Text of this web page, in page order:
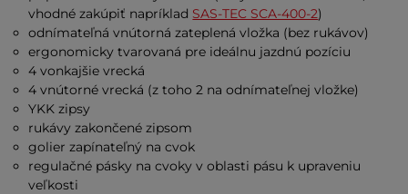
vhodné zakúpiť napríklad SAS-TEC SCA-400-2)
odnímateľná vnútorná zateplená vložka (bez rukávov)
ergonomicky tvarovaná pre ideálnu jazdnú pozíciu
4 vonkajšie vrecká
4 vnútorné vrecká (z toho 2 na odnímateľnej vložke)
YKK zipsy
rukávy zakončené zipsom
golier zapínateľný na cvok
regulačné pásky na cvoky v oblasti pásu k upraveniu
veľkosti